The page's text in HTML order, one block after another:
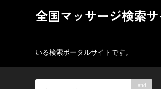
全国マッサージ検索
いる検索ポータルサイトです。
and